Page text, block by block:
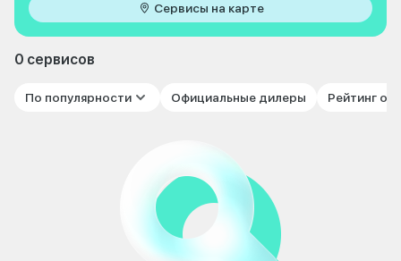
Сервисы на карте
0 сервисов
По популярности Официальные дилеры Рейтинг